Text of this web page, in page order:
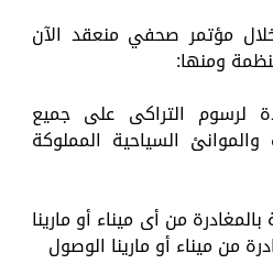
مؤتمر صحفي منعقد الآن
ومنها:
لرسوم التراكى على جميع
السياحية المملوكة
بالمغادرة من أى ميناء أو مارينا
من ميناء أو مارينا الوصول